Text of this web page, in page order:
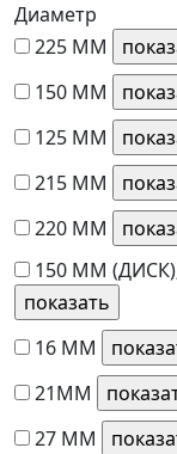
Диаметр
225 ММ
150 ММ
125 ММ
215 ММ
220 ММ
150 ММ
16 ММ
21ММ
27 ММ